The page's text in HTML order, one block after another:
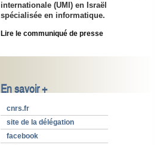
internationale (UMI) en Israël
spécialisée en informatique.
Lire le communiqué de presse
En savoir +
cnrs.fr
site de la délégation
facebook